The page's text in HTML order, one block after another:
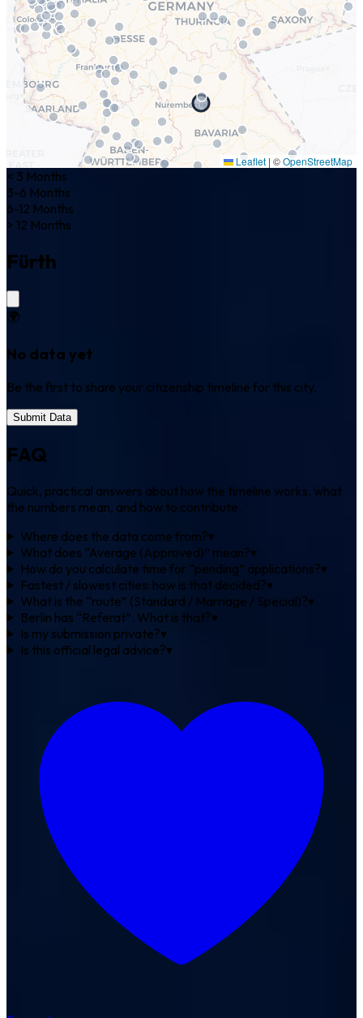
Leaflet | ©OpenStreetMap
< 3 Months
3-6 Months
6-12 Months
> 12 Months
Fürth
🌍
No data yet
Be the first to share your citizenship timeline for this city.
Submit Data
FAQ
Quick, practical answers about how the timeline works, what
the numbers mean, and how to contribute.
Where does the data come from?▾
What does “Average (Approved)” mean?▾
How do you calculate time for “pending” applications?▾
Fastest / slowest cities: how is that decided?▾
What is the “route” (Standard / Marriage / Special)?▾
Berlin has “Referat”. What is that?▾
Is my submission private?▾
Is this official legal advice?▾